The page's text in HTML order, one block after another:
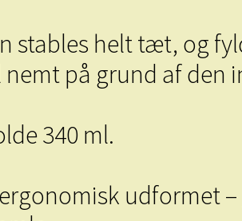
stables helt tæt, og
på grund af den
340 ml.
ergonomisk udformet